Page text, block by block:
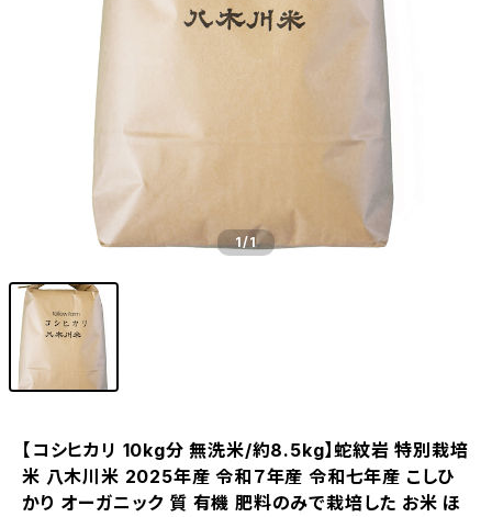
1/1
【コシヒカリ 10kg分 無洗米/約8.5kg】蛇紋岩 特別栽培
米 八木川米 2025年産 令和７年産 令和七年産 こしひ
かり オーガニック 質 有機 肥料のみで栽培した お米 ほ